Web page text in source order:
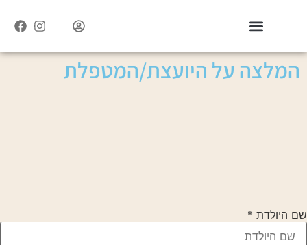
המלצה על היועצת/המטפלת
שם היולדת *